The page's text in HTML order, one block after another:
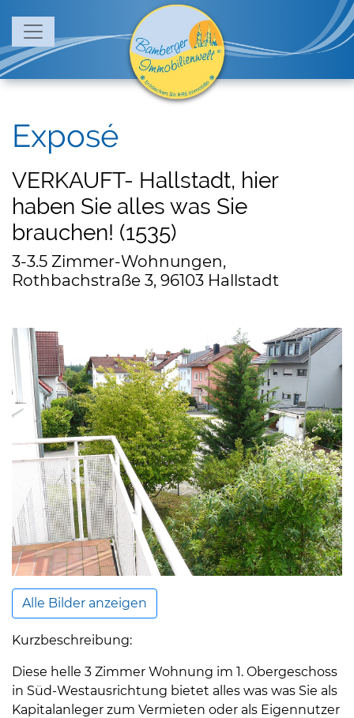
Exposé
VERKAUFT- Hallstadt, hier
haben Sie alles was Sie
brauchen! (1535)
3-3.5 Zimmer-Wohnungen,
Rothbachstraße 3, 96103 Hallstadt
Alle Bilder anzeigen
Kurzbeschreibung:
Diese helle 3 Zimmer Wohnung im 1. Obergeschoss
in Süd-Westausrichtung bietet alles was was Sie als
Kapitalanleger zum Vermieten oder als Eigennutzer